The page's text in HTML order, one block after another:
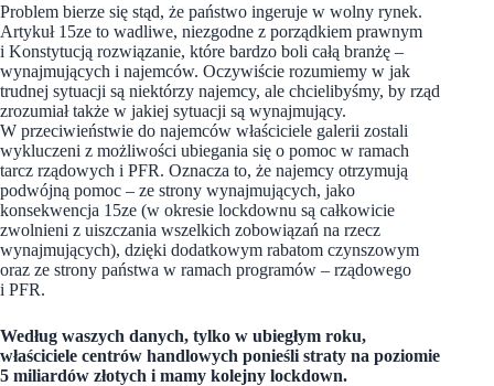
Problem bierze się stąd, że państwo ingeruje w wolny rynek.
Artykuł 15ze to wadliwe, niezgodne z porządkiem prawnym
i Konstytucją rozwiązanie, które bardzo boli całą branżę –
wynajmujących i najemców. Oczywiście rozumiemy w jak
trudnej sytuacji są niektórzy najemcy, ale chcielibyśmy, by rząd
zrozumiał także w jakiej sytuacji są wynajmujący.
W przeciwieństwie do najemców właściciele galerii zostali
wykluczeni z możliwości ubiegania się o pomoc w ramach
tarcz rządowych i PFR. Oznacza to, że najemcy otrzymują
podwójną pomoc – ze strony wynajmujących, jako
konsekwencja 15ze (w okresie lockdownu są całkowicie
zwolnieni z uiszczania wszelkich zobowiązań na rzecz
wynajmujących), dzięki dodatkowym rabatom czynszowym
oraz ze strony państwa w ramach programów – rządowego
i PFR.
Według waszych danych, tylko w ubiegłym roku,
właściciele centrów handlowych ponieśli straty na poziomie
5 miliardów złotych i mamy kolejny lockdown.